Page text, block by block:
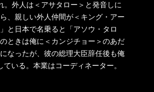
外人は＜アサタロー＞と発音しに
、親しい外人仲間が＜キング・アー
と日本で名乗ると「アソウ・タロ
ときは俺に＜カンジチョー＞のあだ
なったが、彼の総理大臣辞任後も俺
いる。本業はコーディネーター。